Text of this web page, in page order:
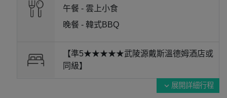
午餐 - 雲上小食
晚餐 - 韓式BBQ
【準5★★★★★武陵源戴斯溫德姆酒店或
同級】
expand_more 展開詳細行程